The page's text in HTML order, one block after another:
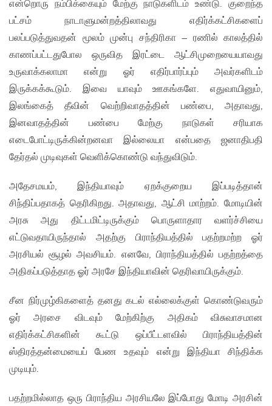
என்றொரு நம்பிக்கையும் மேற்கு நாடுகளிடம் உண்டு. குறைந்த
பட்சம் நாடாளுமன்றத்திலாவது எதிர்க்கட்சிகளைப்
பலப்படுத்துவதன் மூலம் முன்பு சந்திரிகா – ரணில் காலத்தில்
காணப்பட்டதுபோல ஒருவித இரட்டை ஆட்சிமுறையையாவது
உருவாக்கலாமா என்று ஓர் எதிர்பார்ப்பும் அவர்களிடம்
இருக்கக்கூடும். இவை யாவும் ஊகங்களே. எதுவாயினும்,
இலங்கைத் தீவின் வெற்றிவாதத்தின் பண்பை, அதாவது,
இனவாதத்தின் பண்பை மேற்கு நாடுகள் சரியாக
எடைபோட்டிருக்கின்றனவா இல்லையா என்பதை ஜனாதிபதி
தேர்தல் முடிவுகள் வெளிக்கொண்டு வந்துவிடும்.
அதேசமயம், இந்தியாவும் ஏறக்குறைய இப்படித்தான்
சிந்திப்பதாகத் தெரிகிறது. அதாவது, ஆட்சி மாற்றம். மோடியின்
அரசு அது திட்டமிட்டிருக்கும் பொருளாதார வளர்ச்சியை
எட்டுவதாயிருந்தால் அதற்கு பிராந்தியத்தில் பதற்றமற்ற ஓர்
அரசியல் சூழல் அவசியம். எனவே, பிராந்தியத்தில் பதற்றத்தை
அதிகப்படுத்தாத ஓர் அரசே இந்தியாவின் தெரிவாயிருக்கும்.
சீன நிர்முழ்கிகளைத் தனது கடல் எல்லைக்குள் கொண்டுவரும்
ஓர் அரசை விடவும் மேற்கிற்கு அதிகம் விசுவாசமான
எதிர்க்கட்சிகளின் கூட்டு ஒப்பீட்டளவில் பிராந்தியத்தின்
ஸ்திரத்தன்மையைப் பேண உதவும் என்று இந்தியா சிந்திக்க
முடியும்.
பதற்றமில்லாத ஒரு பிராந்திய அரசியலே இப்போது மோடி அரசின்